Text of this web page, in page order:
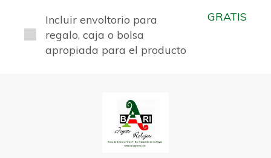
Incluir envoltorio para
regalo, caja o bolsa
apropiada para el producto
GRATIS